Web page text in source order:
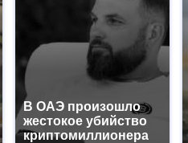
В ОАЭ произошло
жестокое убийство
криптомиллионера